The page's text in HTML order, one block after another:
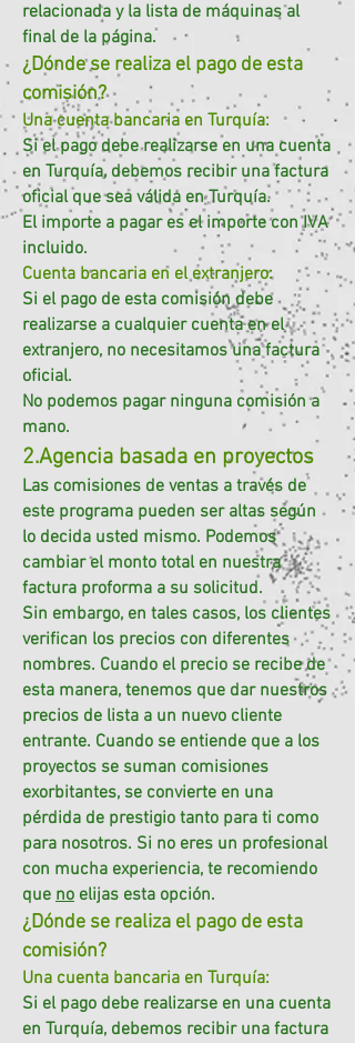
relacionada y la lista de máquinas al
final de la página.
¿Dónde se realiza el pago de esta
comisión?
Una cuenta bancaria en Turquía:
Si el pago debe realizarse en una cuenta
en Turquía, debemos recibir una factura
oficial que sea válida en Turquía.
El importe a pagar es el importe con IVA
incluido.
Cuenta bancaria en el extranjero:
Si el pago de esta comisión debe
realizarse a cualquier cuenta en el
extranjero, no necesitamos una factura
oficial.
No podemos pagar ninguna comisión a
mano.
2.Agencia basada en proyectos
Las comisiones de ventas a través de
este programa pueden ser altas según
lo decida usted mismo. Podemos
cambiar el monto total en nuestra
factura proforma a su solicitud.
Sin embargo, en tales casos, los clientes
verifican los precios con diferentes
nombres. Cuando el precio se recibe de
esta manera, tenemos que dar nuestros
precios de lista a un nuevo cliente
entrante. Cuando se entiende que a los
proyectos se suman comisiones
exorbitantes, se convierte en una
pérdida de prestigio tanto para ti como
para nosotros. Si no eres un profesional
con mucha experiencia, te recomiendo
que no elijas esta opción.
¿Dónde se realiza el pago de esta
comisión?
Una cuenta bancaria en Turquía:
Si el pago debe realizarse en una cuenta
en Turquía, debemos recibir una factura